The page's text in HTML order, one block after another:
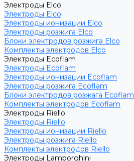
Электроды Elco
Электроды Elco
Электроды ионизации Elco
Электроды розжига Elco
Блоки электродов розжига Elco
Комплекты электродов Elco
Электроды Ecoflam
Электроды Ecoflam
Электроды ионизации Ecoflam
Электроды розжига Ecoflam
Блоки электродов розжага Ecoflam
Комплекты электродов Ecoflam
Электроды Riello
Электроды Riello
Электроды ионизации Riello
Электроды розжига Riello
Комплекты электродов Riello
Электроды Lamborghini